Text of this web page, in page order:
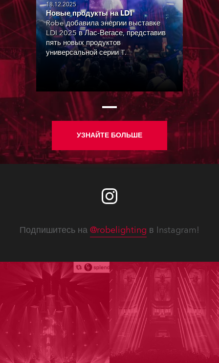
18.12.2025
Новые продукты на LDI
Robe добавила энергии выставке
LDI 2025 в Лас-Вегасе, представив
пять новых продуктов
универсальной серии T.
УЗНАЙТЕ БОЛЬШЕ
Подпишитесь на @robelighting в Instagram!